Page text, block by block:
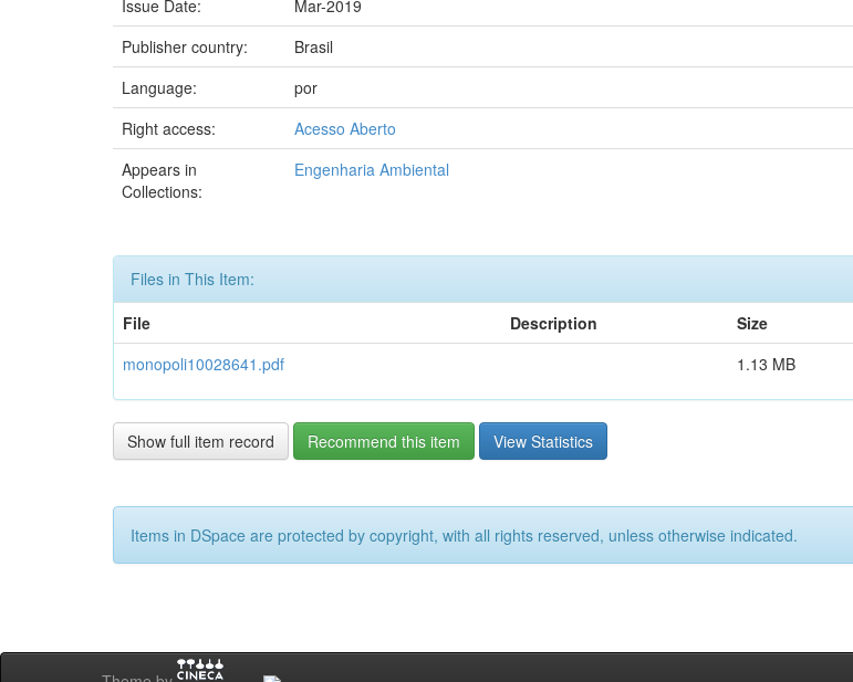
Issue Date:
Mar-2019
Publisher country:
Brasil
Language:
por
Right access:
Acesso Aberto
Appears in
Collections:
Engenharia Ambiental
Files in This Item:
File
Description Size
monopoli10028641.pdf
1.13 MB
Show full item record Recommend this item View Statistics
Items in DSpace are protected by copyright, with all rights reserved, unless otherwise indicated.